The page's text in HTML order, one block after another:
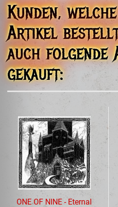
Kunden,
Artikel
auch
gekauft:
ONE OF NINE - Eternal